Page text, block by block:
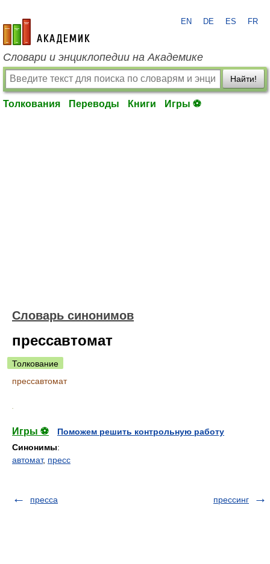
academic.ru
EN DE ES FR
Словари и энциклопедии на Академике
Найти!
Толкования Переводы Книги Игры ⚽
Словарь синонимов
прессавтомат
Толкование
прессавтомат
Игры ⚽
Поможем решить контрольную работу
Синонимы:
автомат, пресс
пресса прессинг